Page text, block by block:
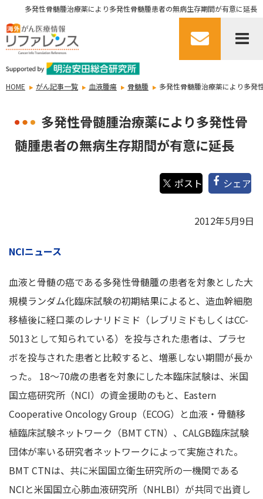
多発性骨髄腫治療薬により多発性骨髄腫患者の無病生存期間が有意に延長
HOME がん記事一覧 血液腫瘍 骨髄腫 多発性骨髄腫治療薬により多発
多発性骨髄腫治療薬により多発性骨
髄腫患者の無病生存期間が有意に延長
シェア
2012年5月9日
NCIニュース
血液と骨髄の癌である多発性骨髄腫の患者を対象とした大
規模ランダム化臨床試験の初期結果によると、造血幹細胞
移植後に経口薬のレナリドミド（レブリミドもしくはCC-
5013として知られている）を投与された患者は、プラセ
ボを投与された患者と比較すると、増悪しない期間が長か
った。 18〜70歳の患者を対象にした本臨床試験は、米国
国立癌研究所（NCI）の資金援助のもと、Eastern
Cooperative Oncology Group（ECOG）と血液・骨髄移
植臨床試験ネットワーク（BMT CTN）、CALGB臨床試験
団体が率いる研究者ネットワークによって実施された。
BMT CTNは、共に米国国立衛生研究所の一機関である
NCIと米国国立心肺血液研究所（NHLBI）が共同で出資し